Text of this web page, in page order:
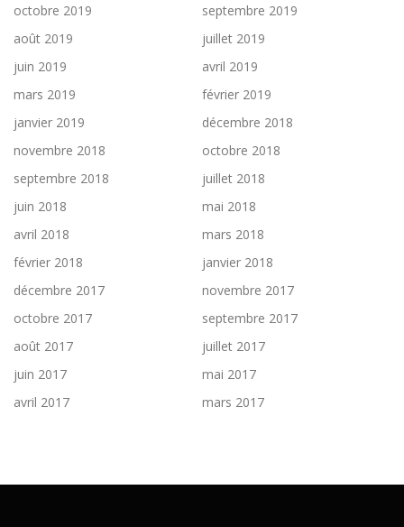
octobre 2019
septembre 2019
août 2019
juillet 2019
juin 2019
avril 2019
mars 2019
février 2019
janvier 2019
décembre 2018
novembre 2018
octobre 2018
septembre 2018
juillet 2018
juin 2018
mai 2018
avril 2018
mars 2018
février 2018
janvier 2018
décembre 2017
novembre 2017
octobre 2017
septembre 2017
août 2017
juillet 2017
juin 2017
mai 2017
avril 2017
mars 2017